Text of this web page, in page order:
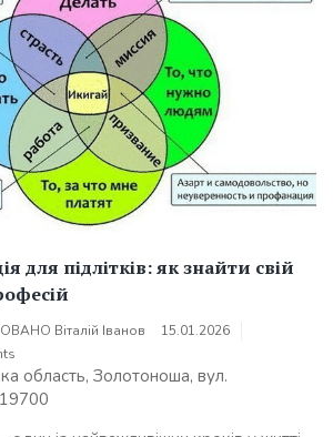
для підлітків: як знайти свій
Віталій Іванов
15.01.2026
область, Золотоноша, вул.